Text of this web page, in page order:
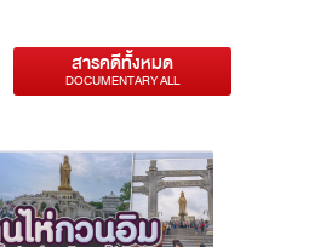
สารคดีทั้งหมด
DOCUMENTARY ALL